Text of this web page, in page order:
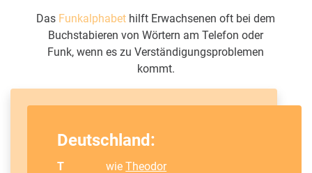
Das Funkalphabet hilft Erwachsenen oft bei dem
Buchstabieren von Wörtern am Telefon oder
Funk, wenn es zu Verständigungsproblemen
kommt.
Deutschland:
T wieTheodor